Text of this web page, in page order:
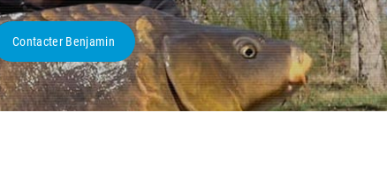
Contacter Benjamin